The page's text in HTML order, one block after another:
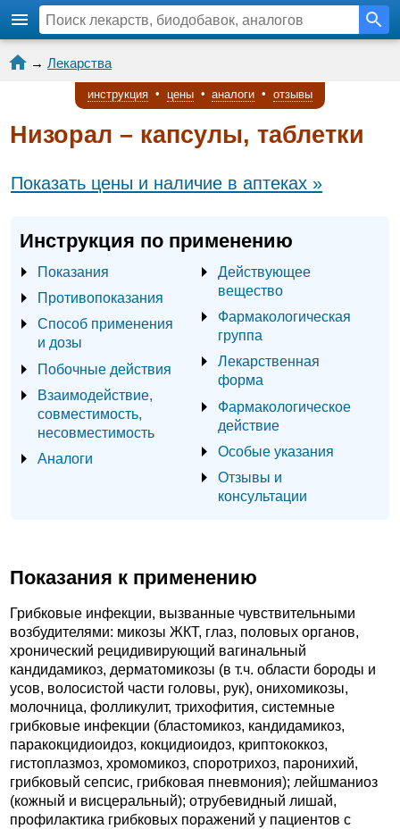
→ Лекарства
инструкция • цены • аналоги • отзывы
Низорал – капсулы, таблетки
Показать цены и наличие в аптеках »
Инструкция по применению
Показания
Противопоказания
Способ применения
и дозы
Побочные действия
Взаимодействие,
совместимость,
несовместимость
Аналоги
Действующее
вещество
Фармакологическая
группа
Лекарственная
форма
Фармакологическое
действие
Особые указания
Отзывы и
консультации
Показания к применению
Грибковые инфекции, вызванные чувствительными
возбудителями: микозы ЖКТ, глаз, половых органов,
хронический рецидивирующий вагинальный
кандидамикоз, дерматомикозы (в т.ч. области бороды и
усов, волосистой части головы, рук), онихомикозы,
молочница, фолликулит, трихофития, системные
грибковые инфекции (бластомикоз, кандидамикоз,
паракокцидиоидоз, кокцидиоидоз, криптококкоз,
гистоплазмоз, хромомикоз, споротрихоз, паронихий,
грибковый сепсис, грибковая пневмония); лейшманиоз
(кожный и висцеральный); отрубевидный лишай,
профилактика грибковых поражений у пациентов с